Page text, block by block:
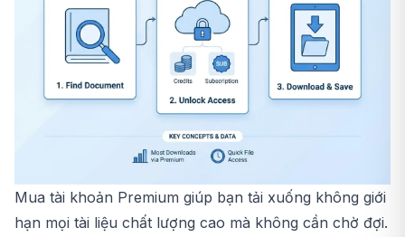
Mua tài khoản Premium giúp bạn tải xuống không giới
hạn mọi tài liệu chất lượng cao mà không cần chờ đợi.